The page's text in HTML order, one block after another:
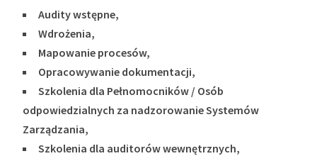
Audity wstępne,
Wdrożenia,
Mapowanie procesów,
Opracowywanie dokumentacji,
Szkolenia dla Pełnomocników / Osób
odpowiedzialnych za nadzorowanie Systemów
Zarządzania,
Szkolenia dla auditorów wewnętrznych,